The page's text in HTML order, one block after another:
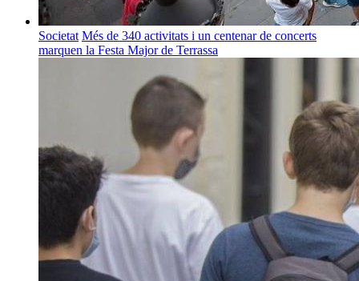
Societat Més de 340 activitats i un centenar de concerts
marquen la Festa Major de Terrassa